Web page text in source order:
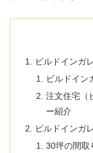
ビルドインガ
ビルドイン
注文住宅（
ー紹介
ビルドインガ
30坪の間取